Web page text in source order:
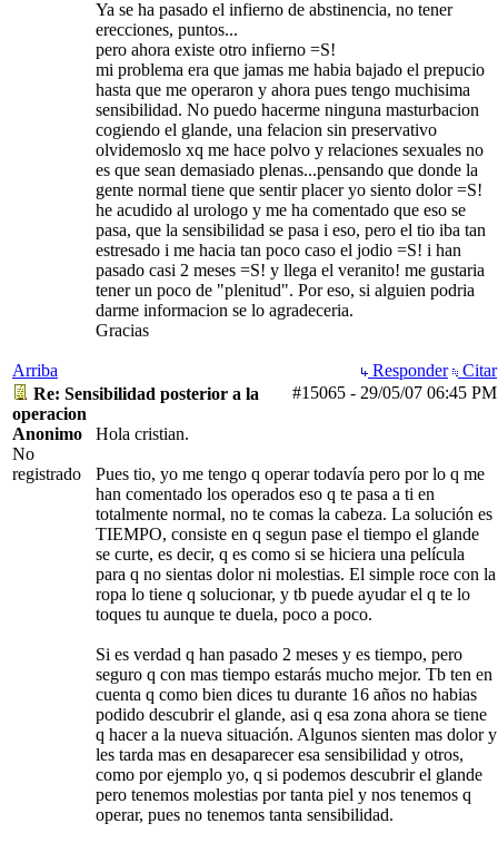
Ya se ha pasado el infierno de abstinencia, no tener
erecciones, puntos...
pero ahora existe otro infierno =S!
mi problema era que jamas me habia bajado el prepucio
hasta que me operaron y ahora pues tengo muchisima
sensibilidad. No puedo hacerme ninguna masturbacion
cogiendo el glande, una felacion sin preservativo
olvidemoslo xq me hace polvo y relaciones sexuales no
es que sean demasiado plenas...pensando que donde la
gente normal tiene que sentir placer yo siento dolor =S!
he acudido al urologo y me ha comentado que eso se
pasa, que la sensibilidad se pasa i eso, pero el tio iba tan
estresado i me hacia tan poco caso el jodio =S! i han
pasado casi 2 meses =S! y llega el veranito! me gustaria
tener un poco de "plenitud". Por eso, si alguien podria
darme informacion se lo agradeceria.
Gracias
Arriba Responder
Citar
#15065 - 29/05/07 06:45 PM
Re: Sensibilidad posterior a la
operacion
Anonimo
No
registrado
Hola cristian.
Pues tio, yo me tengo q operar todavía pero por lo q me
han comentado los operados eso q te pasa a ti en
totalmente normal, no te comas la cabeza. La solución es
TIEMPO, consiste en q segun pase el tiempo el glande
se curte, es decir, q es como si se hiciera una película
para q no sientas dolor ni molestias. El simple roce con la
ropa lo tiene q solucionar, y tb puede ayudar el q te lo
toques tu aunque te duela, poco a poco.
Si es verdad q han pasado 2 meses y es tiempo, pero
seguro q con mas tiempo estarás mucho mejor. Tb ten en
cuenta q como bien dices tu durante 16 años no habias
podido descubrir el glande, asi q esa zona ahora se tiene
q hacer a la nueva situación. Algunos sienten mas dolor y
les tarda mas en desaparecer esa sensibilidad y otros,
como por ejemplo yo, q si podemos descubrir el glande
pero tenemos molestias por tanta piel y nos tenemos q
operar, pues no tenemos tanta sensibilidad.